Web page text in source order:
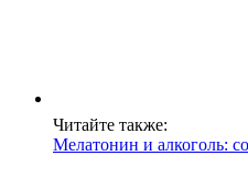
Читайте также:
Мелатонин и алкоголь: